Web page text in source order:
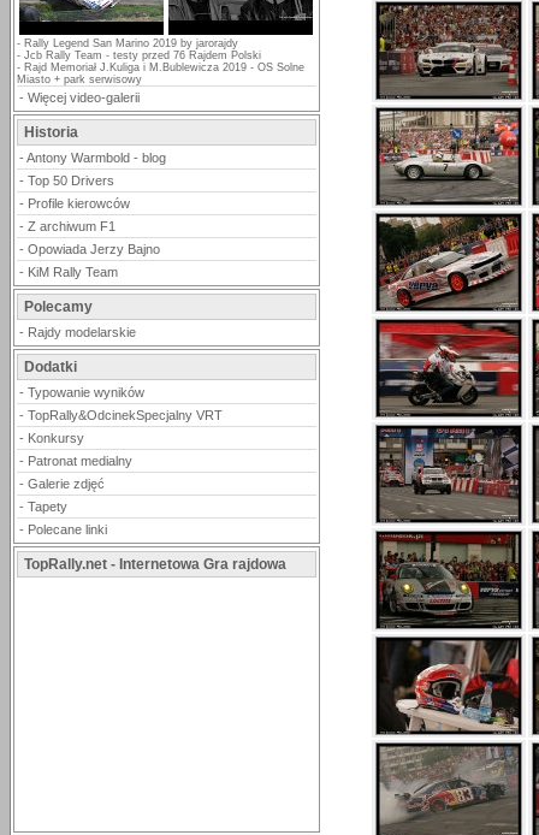
- Rally Legend San Marino 2019 by jarorajdy
- Jcb Rally Team - testy przed 76 Rajdem Polski
- Rajd Memoriał J.Kuliga i M.Bublewicza 2019 - OS Solne
Miasto + park serwisowy
- Więcej video-galerii
Historia
- Antony Warmbold - blog
- Top 50 Drivers
- Profile kierowców
- Z archiwum F1
- Opowiada Jerzy Bajno
- KiM Rally Team
Polecamy
- Rajdy modelarskie
Dodatki
- Typowanie wyników
- TopRally&OdcinekSpecjalny VRT
- Konkursy
- Patronat medialny
- Galerie zdjęć
- Tapety
- Polecane linki
TopRally.net - Internetowa Gra rajdowa